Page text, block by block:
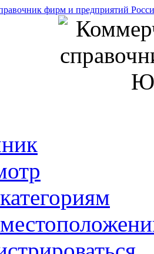
фирм и предприятий